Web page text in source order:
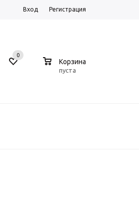
Вход Регистрация
0
Корзина
пуста